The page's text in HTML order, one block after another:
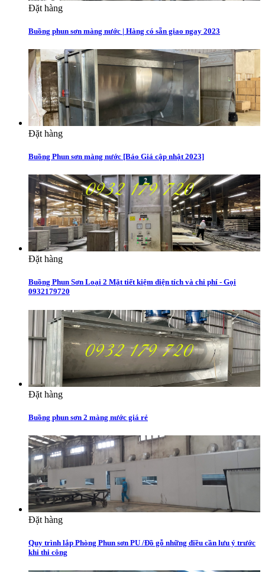
Đặt hàng
Buồng phun sơn màng nước | Hàng có sẵn giao ngay 2023
Đặt hàng
Buồng Phun sơn màng nước [Báo Giá cập nhật 2023]
Đặt hàng
Buồng Phun Sơn Loại 2 Mặt tiết kiệm diện tích và chi phí - Gọi
0932179720
Đặt hàng
Buồng phun sơn 2 màng nước giá rẻ
Đặt hàng
Quy trình lắp Phòng Phun sơn PU /Đồ gỗ những điều cần lưu ý trước
khi thi công